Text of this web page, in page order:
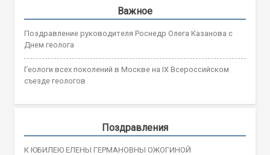
Важное
Поздравление руководителя Роснедр Олега Казанова с
Днем геолога
Геологи всех поколений в Москве на IX Всероссийском
съезде геологов
Поздравления
К ЮБИЛЕЮ ЕЛЕНЫ ГЕРМАНОВНЫ ОЖОГИНОЙ